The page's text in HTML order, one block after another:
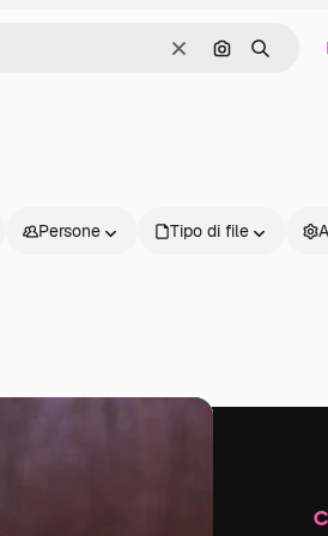
CancellaCerca per
Ricerca
Persone Tipo di file